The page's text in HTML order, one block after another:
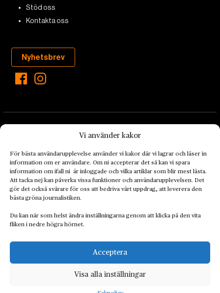
Vi använder kakor
För bästa användarupplevelse använder vi kakor där vi lagrar och läser in
information om er användare. Om ni accepterar det så kan vi spara
information om ifall ni är inloggade och vilka artiklar som blir mest lästa.
Att tacka nej kan påverka vissa funktioner och användarupplevelsen. Det
gör det också svårare för oss att bedriva vårt uppdrag, att leverera den
bästa gröna journalistiken.
Du kan när som helst ändra inställningarna genom att klicka på den vita
fliken i nedre högra hörnet.
Acceptera
Visa alla inställningar
Stöd oss
Kontakta oss
Nyhetsbrev
Landets Fria Tidning är en nyhetstidning med bred bevakning av
det viktigaste som händer lokalt och globalt och med fokus på
omställningsrörelsen. En omställning till ett hållbart samhälle går
både via starka och lika rättigheter för alla människor, minskade
ekonomiska och sociala klyftor, samt utrymme för allt levande att
utvecklas och frodas.